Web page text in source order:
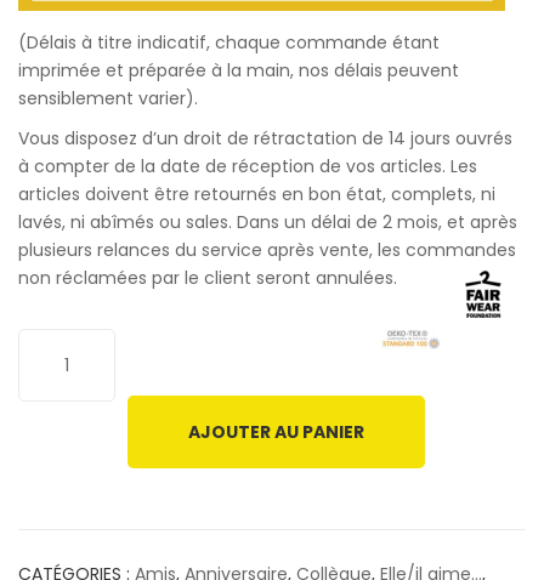
(Délais à titre indicatif, chaque commande étant
imprimée et préparée à la main, nos délais peuvent
sensiblement varier).
Vous disposez d’un droit de rétractation de 14 jours ouvrés
à compter de la date de réception de vos articles. Les
articles doivent être retournés en bon état, complets, ni
lavés, ni abîmés ou sales. Dans un délai de 2 mois, et après
plusieurs relances du service après vente, les commandes
non réclamées par le client seront annulées.
AJOUTER AU PANIER
CATÉGORIES : Amis, Anniversaire, Collègue, Elle/il aime...,